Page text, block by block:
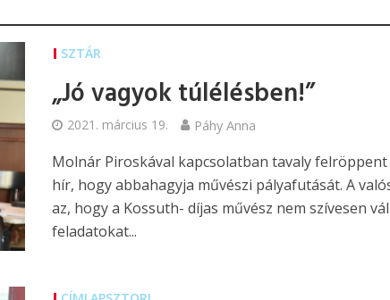
SZTÁR
„Jó vagyok túlélésben!”
2021. március 19. Páhy Anna
Molnár Piroskával kapcsolatban tavaly felröppent
hír, hogy abbahagyja művészi pályafutását. A
az, hogy a Kossuth- díjas művész nem szívesen
feladatokat...